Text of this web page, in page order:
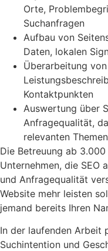
Orte,
Suchanfragen
Aufbau von
Daten, lokalen
Überarbeitung
Kontaktpunkten
Auswertung über
Anfragequalität,
relevanten
Die Betreuung ab
Unternehmen, die SEO
und Anfragequalität
Website mehr leisten
jemand bereits Ihren
In der laufenden Arbeit
Suchintention und